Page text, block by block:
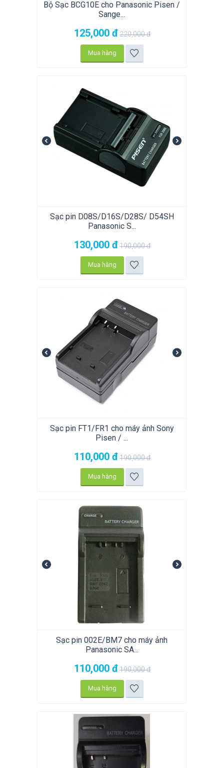
Bộ Sạc BCG10E cho Panasonic Pisen /
Sange...
125,000 đ220,000đ
Mua hàng
Sạc pin D08S/D16S/D28S/ D54SH
Panasonic S...
130,000 đ190,000đ
Mua hàng
Sạc pin FT1/FR1 cho máy ảnh Sony
Pisen / ...
110,000 đ190,000đ
Mua hàng
Sạc pin 002E/BM7 cho máy ảnh
Panasonic SA...
110,000 đ190,000đ
Mua hàng